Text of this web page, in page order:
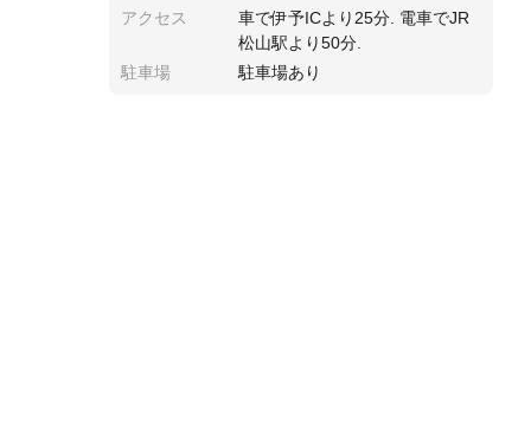
アクセス
車で伊予ICより25分. 電車でJR
松山駅より50分.
駐車場
駐車場あり